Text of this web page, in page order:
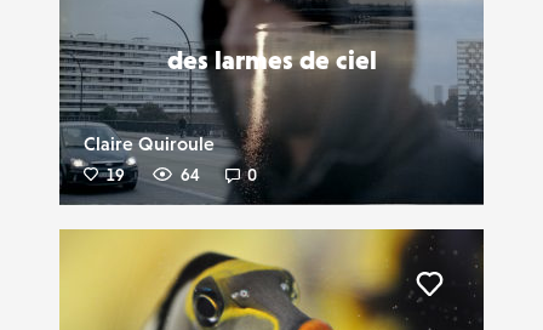
des larmes de ciel
Claire Quiroule
19 64 0
Liker